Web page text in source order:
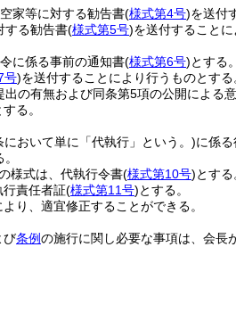
家等に対する勧告書(様式第4号)を送付
する勧告書(様式第5号)を送付することに
に係る事前の通知書(様式第6号)とする。
号)を送付することにより行うものとする
の有無および同条第5項の公開による
する。
において単に「代執行」という。)に係
様式は、代執行令書(様式第10号)とする
行責任者証(様式第11号)とする。
り、適宜修正することができる。
び条例の施行に関し必要な事項は、会長